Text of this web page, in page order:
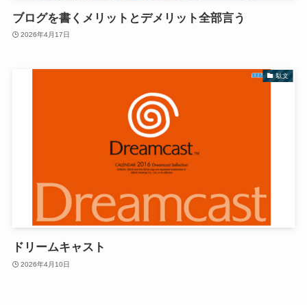
ブログを書くメリットとデメリット全部言う
2026年4月17日
駄文
ドリームキャスト
2026年4月10日